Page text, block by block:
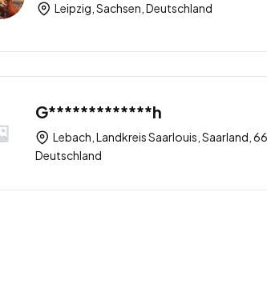
Leipzig, Sachsen, Deutschland
G*************h
Lebach, Landkreis Saarlouis, Saarland,
Deutschland